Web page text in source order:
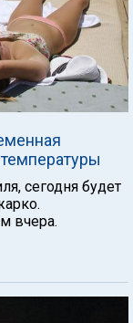
сегодня будет
вчера.